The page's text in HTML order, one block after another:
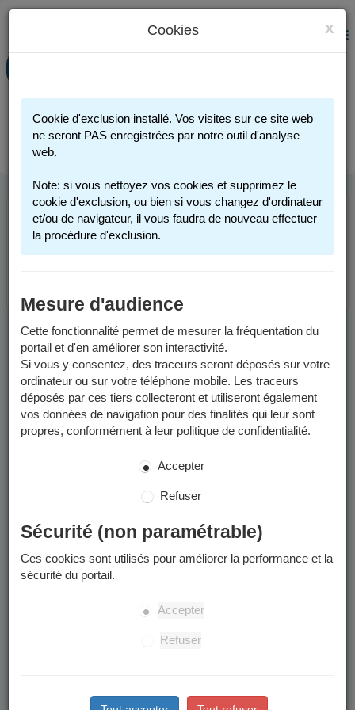
PORTAIL FAMILLE
Connexion
MENU
Cette page n'est plus accessible. Merci de votre
compréhension.
x
Cookies
Cookie d'exclusion installé. Vos visites sur ce site web
ne seront PAS enregistrées par notre outil d'analyse
web.
Note: si vous nettoyez vos cookies et supprimez le
cookie d'exclusion, ou bien si vous changez d'ordinateur
et/ou de navigateur, il vous faudra de nouveau effectuer
la procédure d'exclusion.
Mesure d'audience
Cette fonctionnalité permet de mesurer la fréquentation du
portail et d'en améliorer son interactivité.
Si vous y consentez, des traceurs seront déposés sur votre
ordinateur ou sur votre téléphone mobile. Les traceurs
déposés par ces tiers collecteront et utiliseront également
vos données de navigation pour des finalités qui leur sont
propres, conformément à leur politique de confidentialité.
Accepter
Refuser
Sécurité (non paramétrable)
Ces cookies sont utilisés pour améliorer la performance et la
sécurité du portail.
Accepter
Refuser